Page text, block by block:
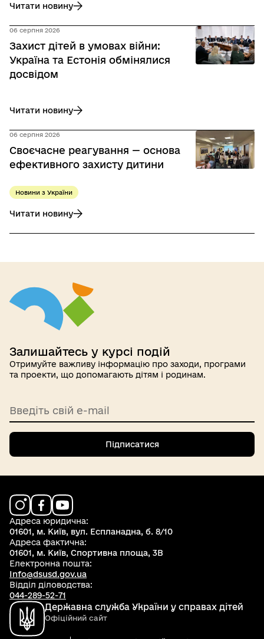
Читати новину
до Захист дітей у кримінальних провадженнях: в Офісі
06 серпня 2026
Захист дітей в умовах війни:
Україна та Естонія обмінялися
досвідом
Читати новину
до Захист дітей в умовах війни: Україна та Естонія
06 серпня 2026
Своєчасне реагування — основа
ефективного захисту дитини
Новини з України
Читати новину
до Своєчасне реагування — основа ефективного захисту
Залишайтесь у курсі подій
Отримуйте важливу інформацію про заходи, програми
та проекти, що допомагають дітям і родинам.
Введіть свій e-mail
Підписатися
Державна служба України у справах дітей
Офіційний сайт
Адреса юридична:
01601, м. Київ, вул. Еспланадна, б. 8/10
Адреса фактична:
01601, м. Київ, Спортивна площа, 3В
Електронна пошта:
Info@dsusd.gov.ua
Відділ діловодства:
044-289-52-71